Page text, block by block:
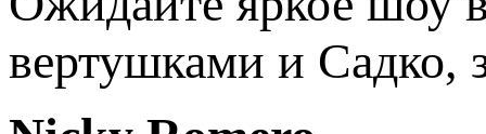
вертушками и